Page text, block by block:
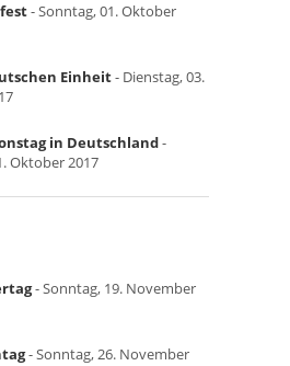
- Sonntag, 01. Oktober
Einheit- Dienstag, 03.
in Deutschland-
Oktober 2017
- Sonntag, 19. November
- Sonntag, 26. November